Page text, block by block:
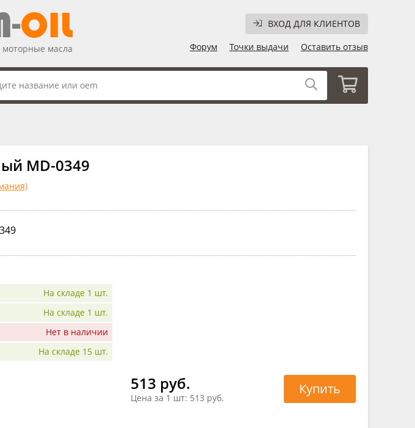
ВХОД ДЛЯ КЛИЕНТОВ
Форум
Точки выдачи Оставить отзыв
масла
MD-0349
На складе 1 шт.
На складе 1 шт.
Нет в наличии
На складе 15 шт.
513 руб.
Цена за 1 шт: 513 руб.
Купить